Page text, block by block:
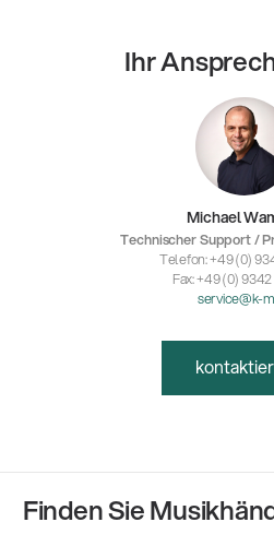
Ihr
Michael
Technischer Support /
Telefon: +49 (0)
Fax: +49 (0)
service@k-
Finden Sie